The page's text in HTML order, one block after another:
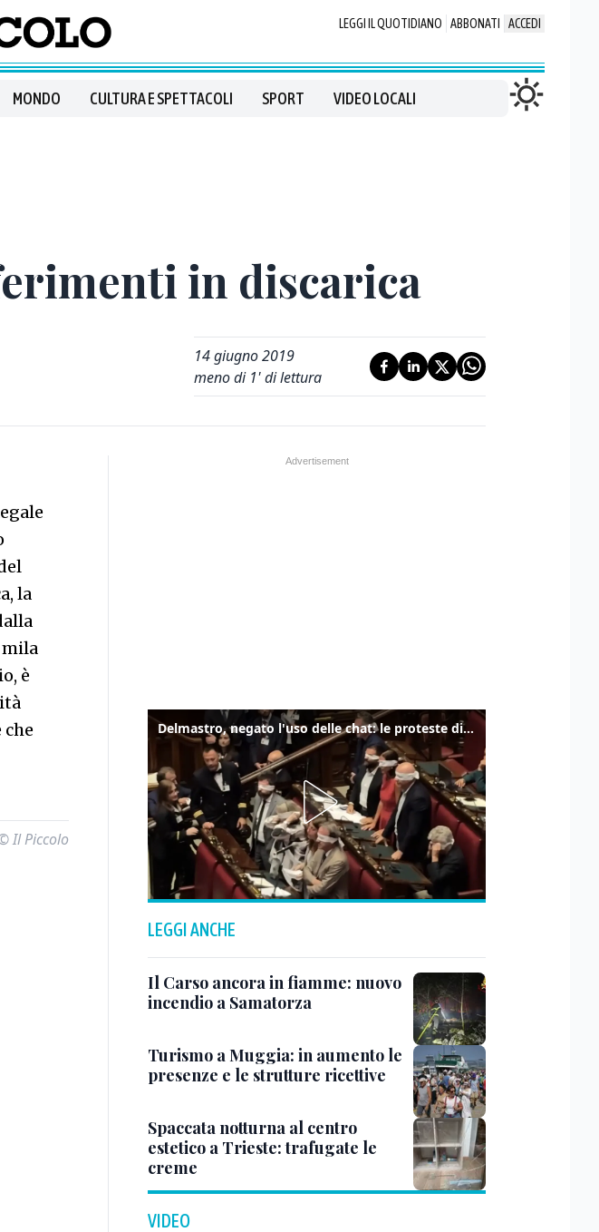
LEGGI IL QUOTIDIANO ABBONATI ACCEDI
MONDO CULTURA E SPETTACOLI SPORT VIDEO LOCALI
in discarica
14 giugno 2019
meno di 1' di lettura
la
mila
è
Il Piccolo
Delmastro, negato l'uso delle chat: le proteste di Avs e M5s
LEGGI ANCHE
Il Carso ancora in fiamme: nuovo
incendio a Samatorza
Turismo a Muggia: in aumento le
presenze e le strutture ricettive
Spaccata notturna al centro
estetico a Trieste: trafugate le
creme
VIDEO